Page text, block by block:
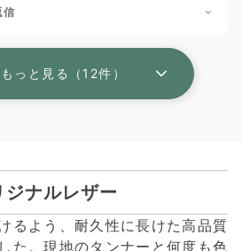
信
っと見る（12件）
ジナルレザー
るよう、耐久性に長けた高品質
た。現地のタンナーと何度も色